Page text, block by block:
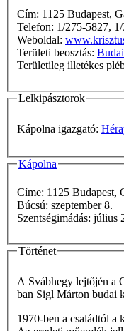
Cím: 1125 Budapest,
Telefon: 1/275-5827,
Weboldal:
Területi beosztás:
Területileg illetékes
Lelkipásztorok
Kápolna igazgató:
Kápolna
Címe: 1125 Budapest,
Búcsú: szeptember 8.
Szentségimádás:
Történet
A Svábhegy lejtőjén a
ban Sigl Márton budai
1970-ben a családtól a